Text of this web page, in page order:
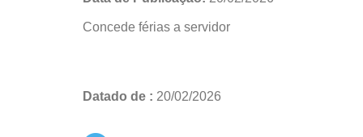
Concede férias a servidor
Datado de : 20/02/2026